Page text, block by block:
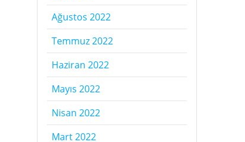
Ağustos 2022
Temmuz 2022
Haziran 2022
Mayıs 2022
Nisan 2022
Mart 2022